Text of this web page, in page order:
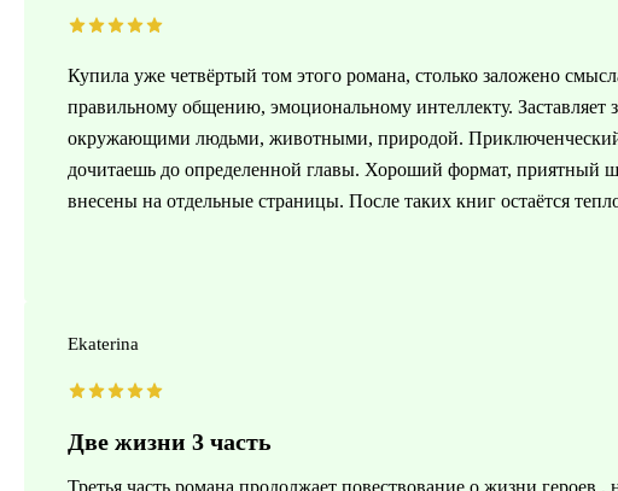
Купила уже четвёртый том этого романа, столько заложено
правильному общению, эмоциональному интеллекту. Заставляет
окружающими людьми, животными, природой. Приключенческий
дочитаешь до определенной главы. Хороший формат, приятный
внесены на отдельные страницы. После таких книг остаётся
Ekaterina
Две жизни 3 часть
Третья часть романа продолжает повествование о жизни героев ,